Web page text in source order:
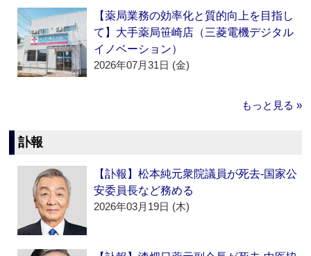
【薬局業務の効率化と質的向上を目指し
て】大手薬局笹崎店（三菱電機デジタル
イノベーション）
2026年07月31日 (金)
もっと見る »
訃報
【訃報】松本純元衆院議員が死去‐国家公
安委員長など務める
2026年03月19日 (木)